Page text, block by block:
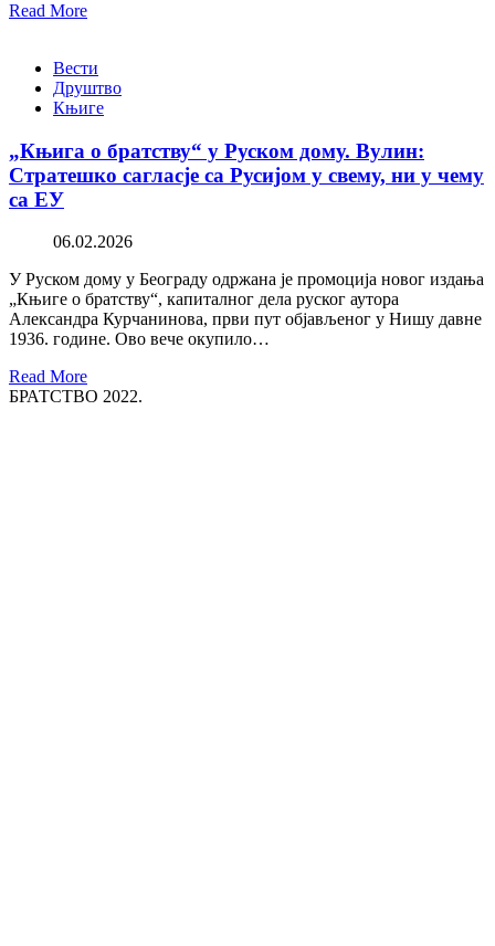
Read More
Вести
Друштво
Књиге
„Књига о братству“ у Руском дому. Вулин:
Стратешко сагласје са Русијом у свему, ни у чему
са ЕУ
06.02.2026
У Руском дому у Београду одржана је промоција новог издања
„Књиге о братству“, капиталног дела руског аутора
Александра Курчанинова, први пут објављеног у Нишу давне
1936. године. Ово вече окупило…
Read More
БРАТСТВО 2022.